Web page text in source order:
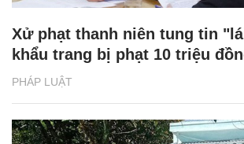
PHÁP LUẬT
Xử phạt thanh niên tung tin
khẩu trang bị phạt 10 triệu